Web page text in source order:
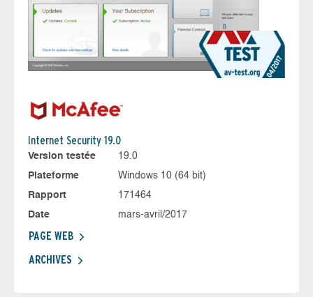
Internet Security 19.0
Version testée
19.0
Plateforme
Windows 10 (64 bit)
Rapport
171464
Date
mars-avril/2017
PAGE WEB
ARCHIVES